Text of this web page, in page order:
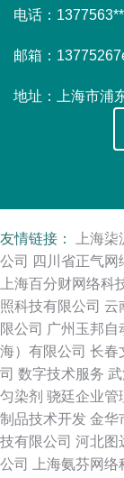
电话：1377563**
邮箱：
地址：上海市浦
友情链接： 上海
公司
四川省正气网
上海百分财网络科
照科技有限公司 云
限公司 广州玉邦自
海）有限公司 长春
司 数字技术服务
匀染剂 骁廷企业管
制品技术开发 金华
技有限公司 河北图
公司
上海氨芬网